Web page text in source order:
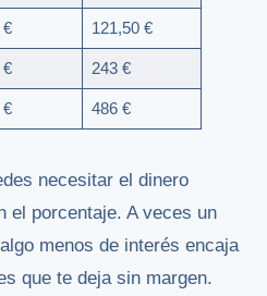
€ 121,50 €
€ 243 €
€ 486 €
necesitar el dinero
el porcentaje. A veces un
menos de interés encaja
que te deja sin margen.